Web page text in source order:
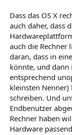
Dass das OS X
auch daher, dass
auch die Rechner
daran, dass in
könnte, und
entsprechend
kleinsten
schreiben. Und
Endbenutzer
Rechner haben
Hardware